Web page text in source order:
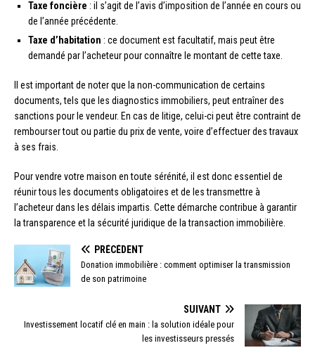
Taxe foncière : il s’agit de l’avis d’imposition de l’année en cours ou
de l’année précédente.
Taxe d’habitation : ce document est facultatif, mais peut être
demandé par l’acheteur pour connaître le montant de cette taxe.
Il est important de noter que la non-communication de certains
documents, tels que les diagnostics immobiliers, peut entraîner des
sanctions pour le vendeur. En cas de litige, celui-ci peut être contraint de
rembourser tout ou partie du prix de vente, voire d’effectuer des travaux
à ses frais.
Pour vendre votre maison en toute sérénité, il est donc essentiel de
réunir tous les documents obligatoires et de les transmettre à
l’acheteur dans les délais impartis. Cette démarche contribue à garantir
la transparence et la sécurité juridique de la transaction immobilière.
PRÉCÉDENT
Donation immobilière : comment optimiser la transmission
de son patrimoine
SUIVANT
Investissement locatif clé en main : la solution idéale pour
les investisseurs pressés